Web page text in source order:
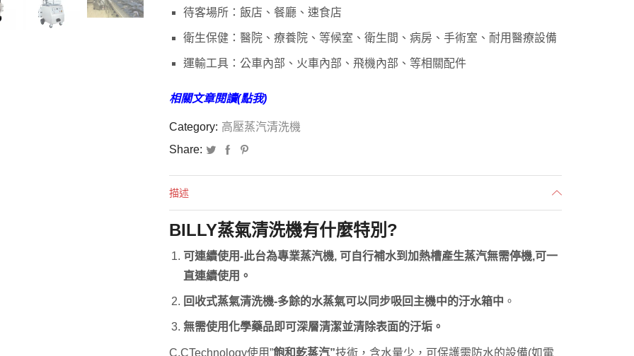
待客場所：飯店、餐廳、速食店
衛生保健：醫院、療養院、等候室、衛生間、病房、手術室、耐用醫療設備
運輸工具：公車內部、火車內部、飛機內部、等相關配件
相關文章閱讀(點我)
Category: 高壓蒸汽清洗機
Share:
描述
BILLY蒸氣清洗機有什麼特別?
可連續使用-此台為專業蒸汽機, 可自行補水到加熱槽產生蒸汽無需停機,可一
直連續使用。
回收式蒸氣清洗機-多餘的水蒸氣可以同步吸回主機中的汙水箱中 。
無需使用化學藥品即可深層清潔並清除表面的汙垢。
C.CTechnology使用”飽和乾蒸汽”技術，含水量少，可保護需防水的設備(如電